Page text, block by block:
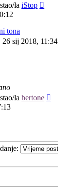
la iStop
tona
26 sij 2018, 11:34
la bertone